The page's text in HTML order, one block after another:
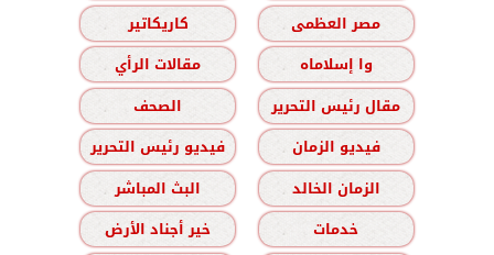
مصر العظمى
كاريكاتير
وا إسلاماه
مقالات الرأي
مقال رئيس التحرير
الصحف
فيديو الزمان
فيديو رئيس التحرير
الزمان الخالد
البث المباشر
خدمات
خير أجناد الأرض